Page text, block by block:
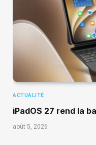
ACTUALITÉ
iPadOS 27 rend la
août 5, 2026